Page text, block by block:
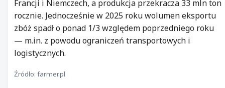
Francji i Niemczech, a produkcja przekracza 33 mln ton
rocznie. Jednocześnie w 2025 roku wolumen eksportu
zbóż spadł o ponad 1/3 względem poprzedniego roku
— m.in. z powodu ograniczeń transportowych i
logistycznych.
Źródło: farmer.pl